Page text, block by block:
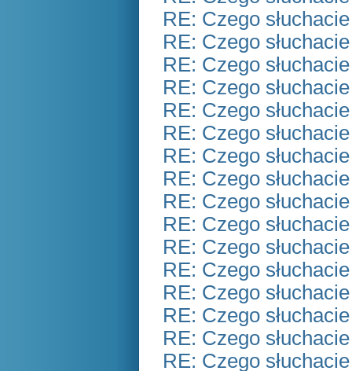
RE: Czego
RE: Czego
RE: Czego
RE: Czego
RE: Czego
RE: Czego
RE: Czego
RE: Czego
RE: Czego
RE: Czego
RE: Czego
RE: Czego
RE: Czego
RE: Czego
RE: Czego
RE: Czego